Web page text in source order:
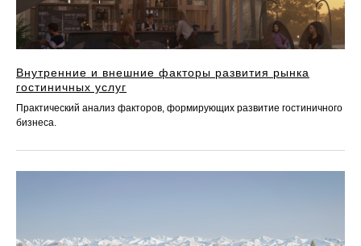
Внутренние и внешние факторы развития рынка
гостиничных услуг
Практический анализ факторов, формирующих развитие гостиничного
бизнеса.